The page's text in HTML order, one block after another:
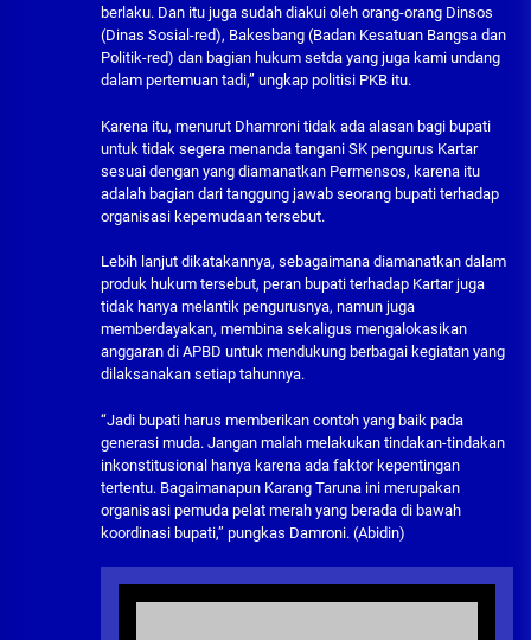
berlaku. Dan itu juga sudah diakui oleh orang-orang Dinsos
(Dinas Sosial-red), Bakesbang (Badan Kesatuan Bangsa dan
Politik-red) dan bagian hukum setda yang juga kami undang
dalam pertemuan tadi,” ungkap politisi PKB itu.
Karena itu, menurut Dhamroni tidak ada alasan bagi bupati
untuk tidak segera menanda tangani SK pengurus Kartar
sesuai dengan yang diamanatkan Permensos, karena itu
adalah bagian dari tanggung jawab seorang bupati terhadap
organisasi kepemudaan tersebut.
Lebih lanjut dikatakannya, sebagaimana diamanatkan dalam
produk hukum tersebut, peran bupati terhadap Kartar juga
tidak hanya melantik pengurusnya, namun juga
memberdayakan, membina sekaligus mengalokasikan
anggaran di APBD untuk mendukung berbagai kegiatan yang
dilaksanakan setiap tahunnya.
“Jadi bupati harus memberikan contoh yang baik pada
generasi muda. Jangan malah melakukan tindakan-tindakan
inkonstitusional hanya karena ada faktor kepentingan
tertentu. Bagaimanapun Karang Taruna ini merupakan
organisasi pemuda pelat merah yang berada di bawah
koordinasi bupati,” pungkas Damroni. (Abidin)